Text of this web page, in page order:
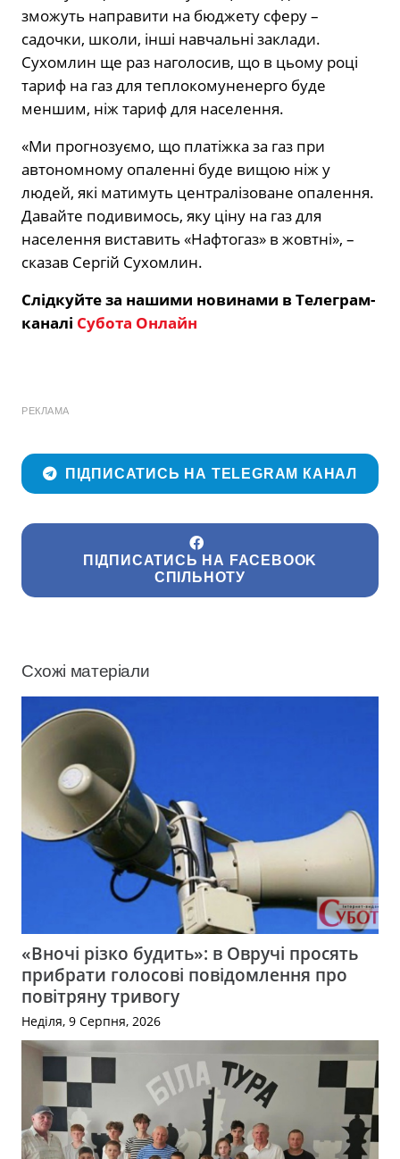
зможуть направити на бюджету сферу –
садочки, школи, інші навчальні заклади.
Сухомлин ще раз наголосив, що в цьому році
тариф на газ для теплокомуненерго буде
меншим, ніж тариф для населення.
«Ми прогнозуємо, що платіжка за газ при
автономному опаленні буде вищою ніж у
людей, які матимуть централізоване опалення.
Давайте подивимось, яку ціну на газ для
населення виставить «Нафтогаз» в жовтні», –
сказав Сергій Сухомлин.
Слідкуйте за нашими новинами в Телеграм-
каналі Субота Онлайн
РЕКЛАМА
ПІДПИСАТИСЬ НА TELEGRAM КАНАЛ
ПІДПИСАТИСЬ НА FACEBOOK
СПІЛЬНОТУ
Схожі матеріали
«Вночі різко будить»: в Овручі просять
прибрати голосові повідомлення про
повітряну тривогу
Неділя, 9 Серпня, 2026